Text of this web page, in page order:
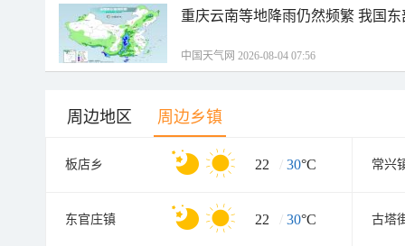
重庆云南等地降雨仍然频繁 我国
中国天气网 2026-08-04 07:56
周边地区 周边乡镇
板店乡 22 / 30°C 常兴
东官庄镇 22 / 30°C 古塔